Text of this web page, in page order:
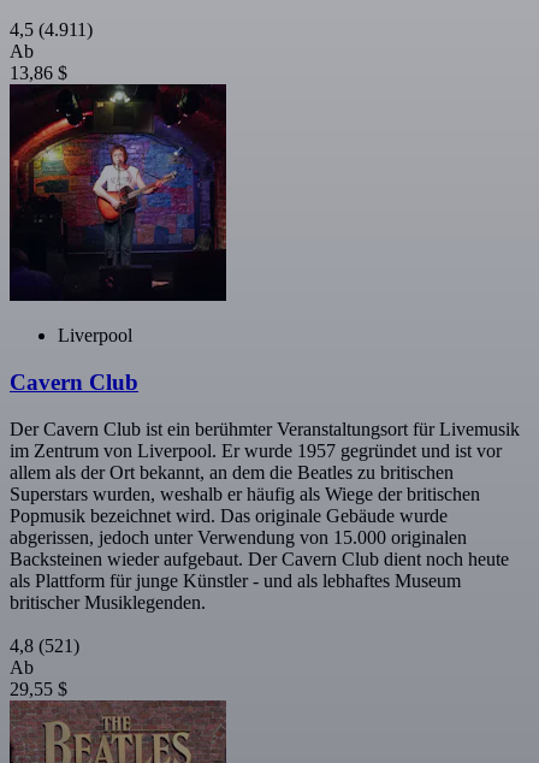
4,5 (4.911)
Ab
13,86 $
Liverpool
Cavern Club
Der Cavern Club ist ein berühmter Veranstaltungsort für Livemusik
im Zentrum von Liverpool. Er wurde 1957 gegründet und ist vor
allem als der Ort bekannt, an dem die Beatles zu britischen
Superstars wurden, weshalb er häufig als Wiege der britischen
Popmusik bezeichnet wird. Das originale Gebäude wurde
abgerissen, jedoch unter Verwendung von 15.000 originalen
Backsteinen wieder aufgebaut. Der Cavern Club dient noch heute
als Plattform für junge Künstler - und als lebhaftes Museum
britischer Musiklegenden.
4,8 (521)
Ab
29,55 $